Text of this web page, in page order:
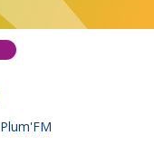
Plum'FM